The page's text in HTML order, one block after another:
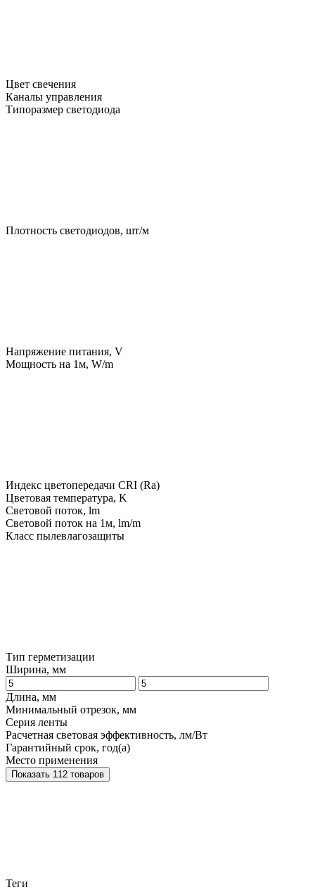
Цвет свечения
Каналы управления
Типоразмер светодиода
Плотность светодиодов, шт/м
Напряжение питания, V
Мощность на 1м, W/m
Индекс цветопередачи CRI (Ra)
Цветовая температура, K
Световой поток, lm
Световой поток на 1м, lm/m
Класс пылевлагозащиты
Тип герметизации
Ширина, мм
Длина, мм
Минимальный отрезок, мм
Серия ленты
Расчетная световая эффективность, лм/Вт
Гарантийный срок, год(а)
Место применения
Показать 112 товаров
Теги